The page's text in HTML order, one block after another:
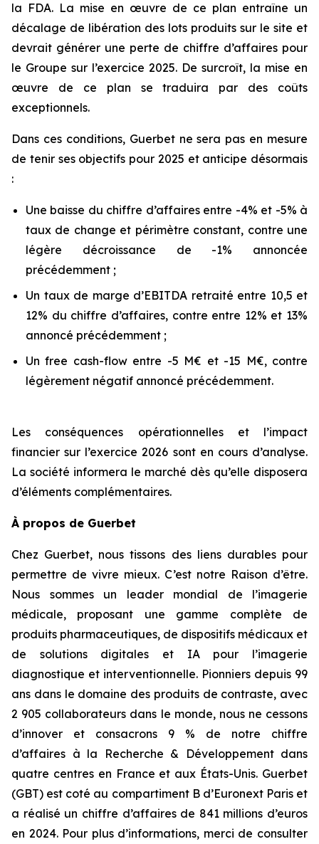
la FDA. La mise en œuvre de ce plan entraîne un
décalage de libération des lots produits sur le site et
devrait générer une perte de chiffre d’affaires pour
le Groupe sur l’exercice 2025. De surcroît, la mise en
œuvre de ce plan se traduira par des coûts
exceptionnels.
Dans ces conditions, Guerbet ne sera pas en mesure
de tenir ses objectifs pour 2025 et anticipe désormais
:
Une baisse du chiffre d’affaires entre -4% et -5% à
taux de change et périmètre constant, contre une
légère décroissance de -1% annoncée
précédemment ;
Un taux de marge d’EBITDA retraité entre 10,5 et
12% du chiffre d’affaires, contre entre 12% et 13%
annoncé précédemment ;
Un free cash-flow entre -5 M€ et -15 M€, contre
légèrement négatif annoncé précédemment.
Les conséquences opérationnelles et l’impact
financier sur l’exercice 2026 sont en cours d’analyse.
La société informera le marché dès qu’elle disposera
d’éléments complémentaires.
À propos de Guerbet
Chez Guerbet, nous tissons des liens durables pour
permettre de vivre mieux. C’est notre Raison d’être.
Nous sommes un leader mondial de l’imagerie
médicale, proposant une gamme complète de
produits pharmaceutiques, de dispositifs médicaux et
de solutions digitales et IA pour l’imagerie
diagnostique et interventionnelle. Pionniers depuis 99
ans dans le domaine des produits de contraste, avec
2 905 collaborateurs dans le monde, nous ne cessons
d’innover et consacrons 9 % de notre chiffre
d’affaires à la Recherche & Développement dans
quatre centres en France et aux États-Unis. Guerbet
(GBT) est coté au compartiment B d’Euronext Paris et
a réalisé un chiffre d’affaires de 841 millions d’euros
en 2024. Pour plus d’informations, merci de consulter